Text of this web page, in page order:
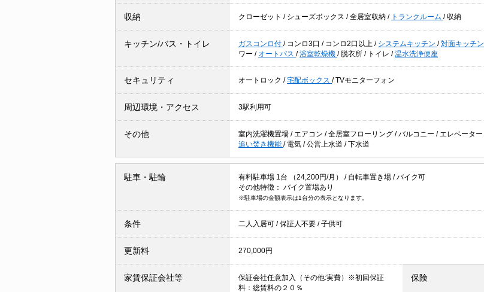
収納 クローゼット / シューズボックス /全居室収納 / トランクルーム /収納
キッチン/バス・トイレ ガスコンロ付 / コンロ3口 / コンロ2口以上 / システムキッチン /対面キッチン
ワー / オートバス /浴室乾燥機 / 脱衣所 / トイレ /温水洗浄便座
セキュリティ オートロック /宅配ボックス /TVモニターフォン
周辺環境・アクセス 3駅利用可
その他 室内洗濯機置場 / エアコン /全居室フローリング /バルコニー / エレベーター
追い焚き機能 / 電気 /公営上水道 /下水道
駐車・駐輪 有料駐車場 1台 （24,200円/月） / 自転車置き場 /バイク可
その他特徴： バイク置場あり
※駐車場の金額表示は1台分の表示となります。
条件 二人入居可 /保証人不要 /子供可
更新料 270,000円
家賃保証会社等
保証会社任意加入（その他:実費）※初回保証
料：総賃料の２０％
保険